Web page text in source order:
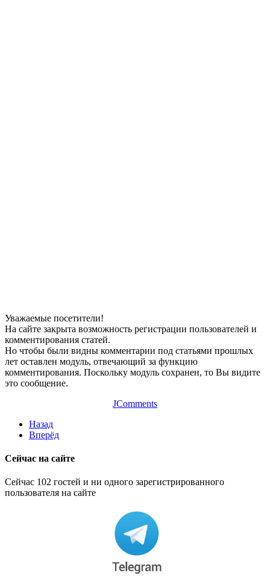
Уважаемые посетители!
На сайте закрыта возможность регистрации пользователей и
комментирования статей.
Но чтобы были видны комментарии под статьями прошлых
лет оставлен модуль, отвечающий за функцию
комментирования. Поскольку модуль сохранен, то Вы видите
это сообщение.
JComments
Назад
Вперёд
Сейчас на сайте
Сейчас 102 гостей и ни одного зарегистрированного
пользователя на сайте